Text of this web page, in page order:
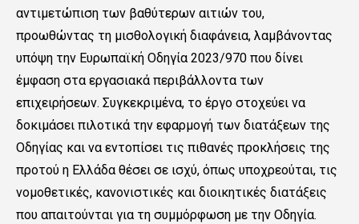
αντιμετώπιση των βαθύτερων αιτιών του,
προωθώντας τη μισθολογική διαφάνεια, λαμβάνοντας
υπόψη την Ευρωπαϊκή Οδηγία 2023/970 που δίνει
έμφαση στα εργασιακά περιβάλλοντα των
επιχειρήσεων. Συγκεκριμένα, το έργο στοχεύει να
δοκιμάσει πιλοτικά την εφαρμογή των διατάξεων της
Οδηγίας και να εντοπίσει τις πιθανές προκλήσεις της
προτού η Ελλάδα θέσει σε ισχύ, όπως υποχρεούται, τις
νομοθετικές, κανονιστικές και διοικητικές διατάξεις
που απαιτούνται για τη συμμόρφωση με την Οδηγία.